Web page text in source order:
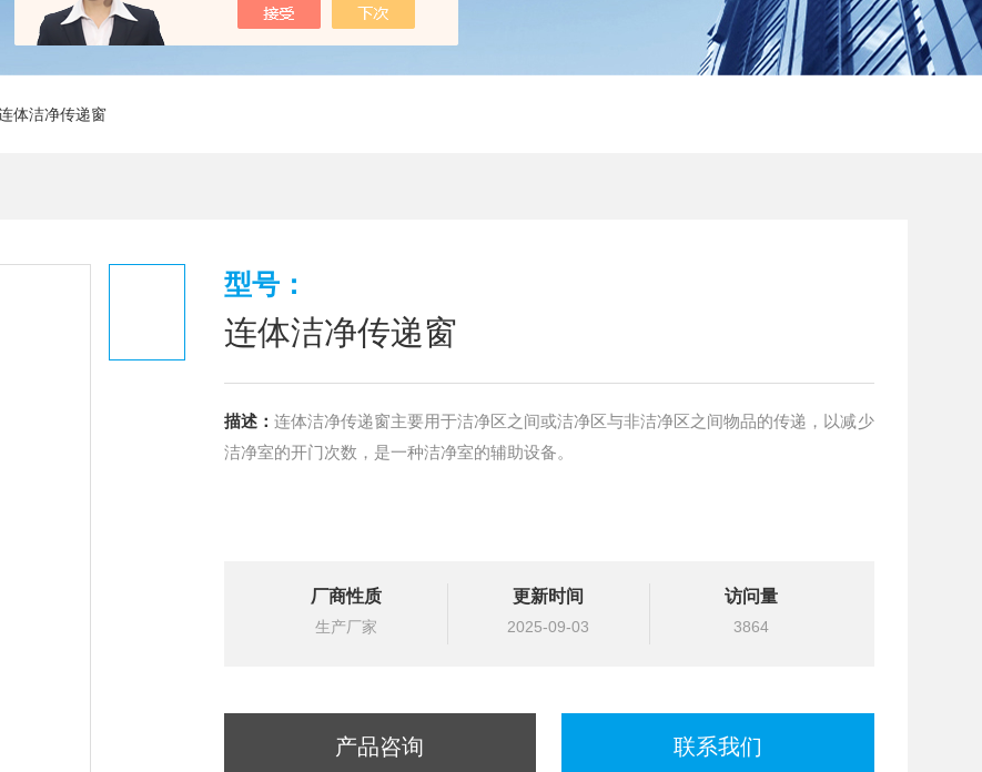
体洁净传递窗
型号：
连体洁净传递窗
描述： 连体洁净传递窗主要用于洁净区之间或洁净区与非洁净区之间物品的传递，以减少
洁净室的开门次数，是一种洁净室的辅助设备。
厂商性质
生产厂家
更新时间
2025-09-03
访问量
3864
产品咨询 联系我们